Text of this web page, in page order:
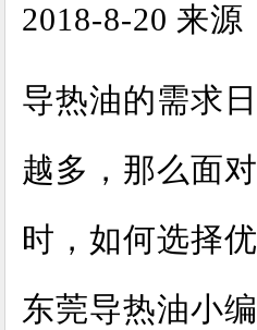
2018-8-20 来
导热油的需求
越多，那么面
时，如何选择
东莞导热油小